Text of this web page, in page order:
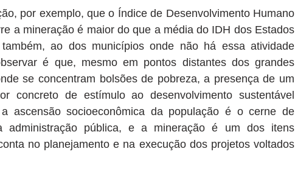
por exemplo, que o Índice de Desenvolvimento Humano
a mineração é maior do que a média do IDH dos Estados
ao dos municípios onde não há essa atividade
é que, mesmo em pontos distantes dos grandes
se concentram bolsões de pobreza, a presença de um
concreto de estímulo ao desenvolvimento sustentável
ascensão socioeconômica da população é o cerne de
administração pública, e a mineração é um dos itens
no planejamento e na execução dos projetos voltados